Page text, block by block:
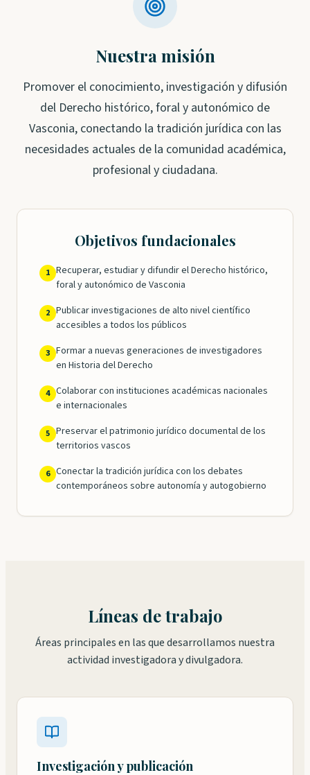
Nuestra misión
Promover el conocimiento, investigación y difusión
del Derecho histórico, foral y autonómico de
Vasconia, conectando la tradición jurídica con las
necesidades actuales de la comunidad académica,
profesional y ciudadana.
Objetivos fundacionales
1 Recuperar, estudiar y difundir el Derecho histórico,
foral y autonómico de Vasconia
2 Publicar investigaciones de alto nivel científico
accesibles a todos los públicos
3 Formar a nuevas generaciones de investigadores
en Historia del Derecho
4 Colaborar con instituciones académicas nacionales
e internacionales
5 Preservar el patrimonio jurídico documental de los
territorios vascos
6 Conectar la tradición jurídica con los debates
contemporáneos sobre autonomía y autogobierno
Líneas de trabajo
Áreas principales en las que desarrollamos nuestra
actividad investigadora y divulgadora.
Investigación y publicación